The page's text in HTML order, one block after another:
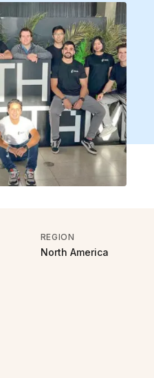
REGION
North America